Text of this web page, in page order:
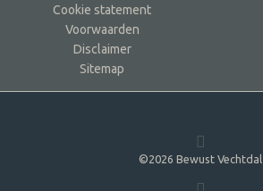
Cookie statement
Voorwaarden
Disclaimer
Sitemap
©2026 Bewust Vechtdal